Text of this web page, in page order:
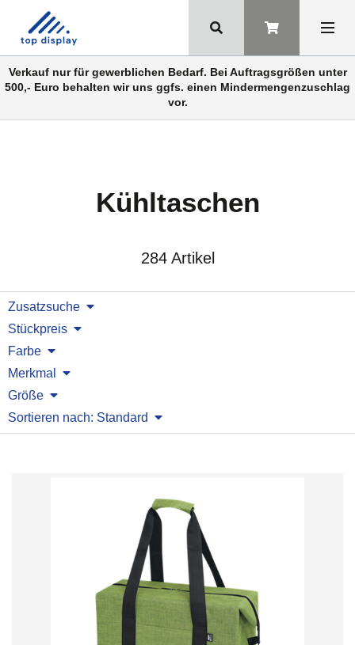
Verkauf nur für gewerblichen Bedarf. Bei Auftragsgrößen unter
500,- Euro behalten wir uns ggfs. einen Mindermengenzuschlag
vor.
Kühltaschen
284 Artikel
Zusatzsuche
Stückpreis
Farbe
Merkmal
Größe
Sortieren nach: Standard